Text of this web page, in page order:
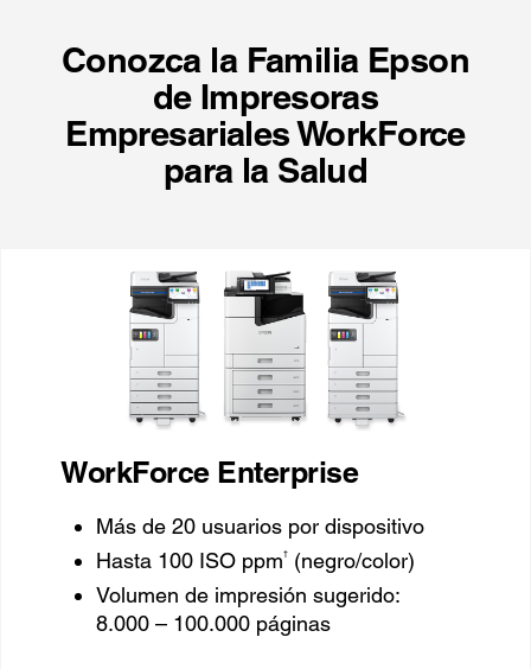
Conozca la Familia Epson
de Impresoras
Empresariales WorkForce
para la Salud
WorkForce Enterprise
Más de 20 usuarios por dispositivo
Hasta 100 ISO ppm†
(negro/color)
Volumen de impresión sugerido:
8.000 – 100.000 páginas